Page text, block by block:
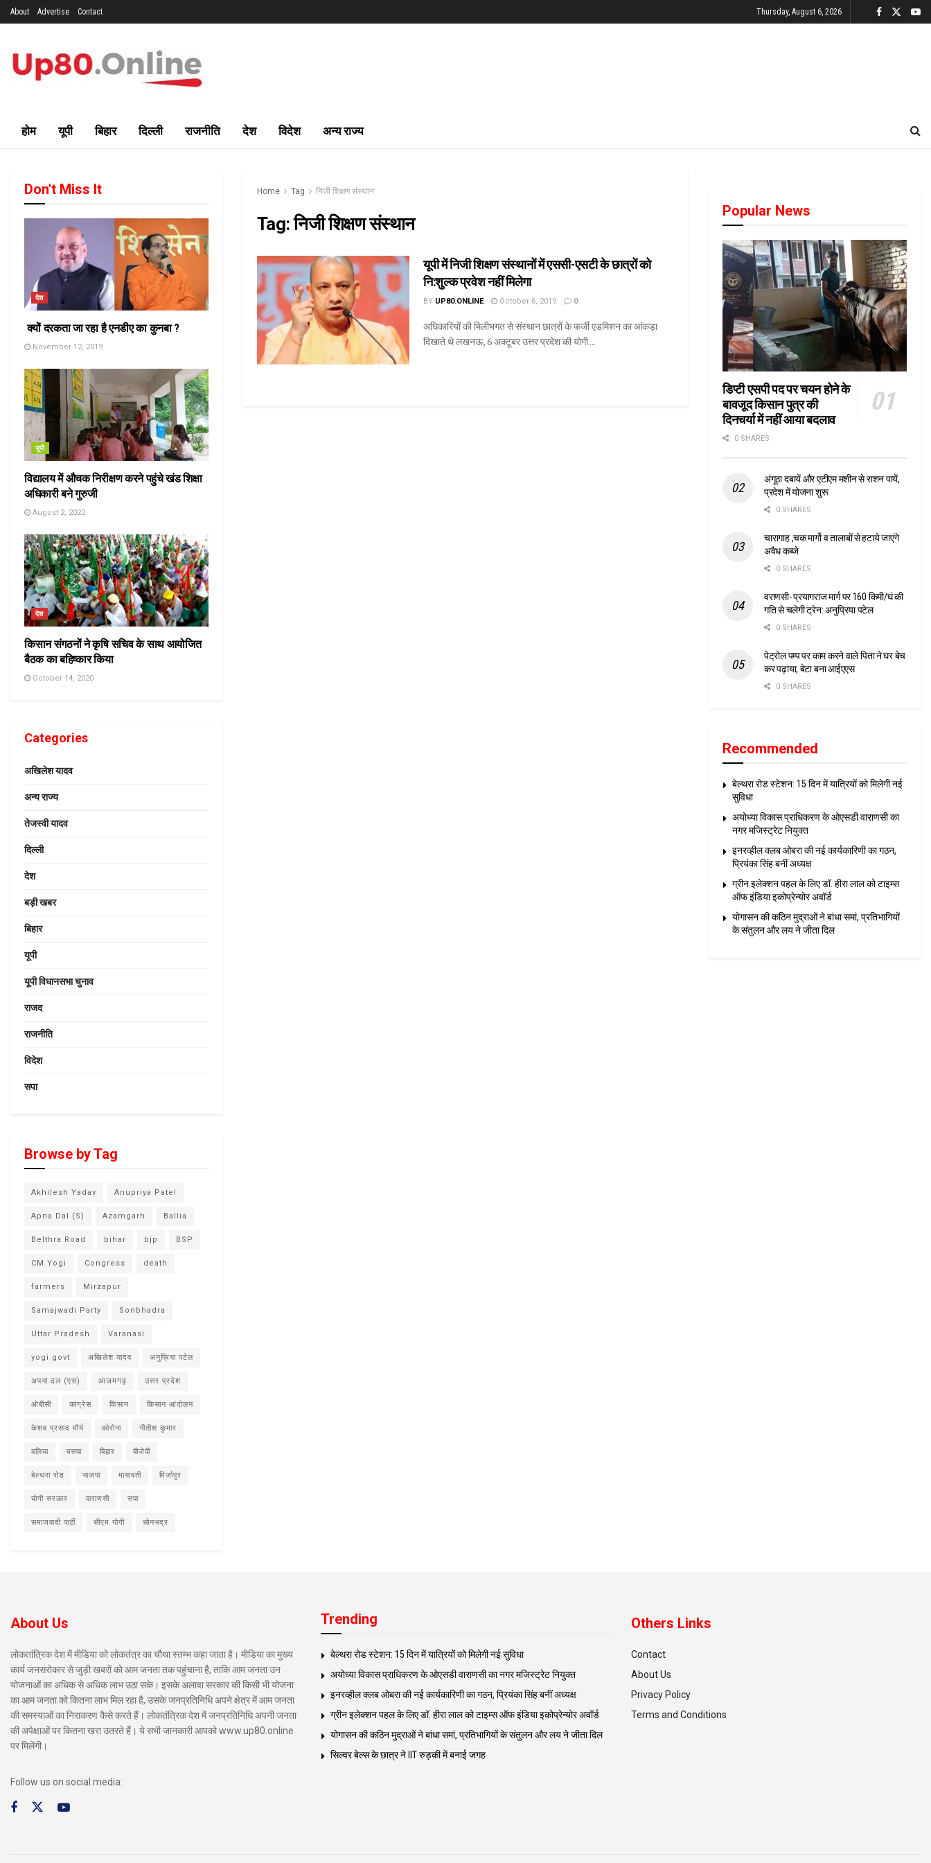
About Advertise Contact Thursday, August 6, 2026
होम यूपी बिहार दिल्ली राजनीति देश विदेश अन्य राज्य
Home Tag निजी शिक्षण संस्थान
Tag:निजी शिक्षण संस्थान
यूपी में निजी शिक्षण संस्थानों में एससी-एसटी के छात्रों को
नि:शुल्क प्रवेश नहीं मिलेगा
BY UP80.ONLINE October 6, 2019 0
अधिकारियों की मिलीभगत से संस्थान छात्रों के फर्जी एडमिशन का आंकड़ा
दिखाते थे लखनऊ, 6 अक्टूबर उत्तर प्रदेश की योगी ...
Don't Miss It
देश
क्यों दरकता जा रहा है एनडीए का कुनबा ?
November 12, 2019
यूपी
विद्यालय में औचक निरीक्षण करने पहुंचे खंड शिक्षा
अधिकारी बने गुरुजी
August 2, 2022
देश
किसान संगठनों ने कृषि सचिव के साथ आयोजित
बैठक का बहिष्कार किया
October 14, 2020
Categories
अखिलेश यादव
अन्य राज्य
तेजस्वी यादव
दिल्ली
देश
बड़ी खबर
बिहार
यूपी
यूपी विधानसभा चुनाव
राजद
राजनीति
विदेश
सपा
Browse by Tag
Akhilesh Yadav Anupriya Patel
Apna Dal (S) Azamgarh Ballia
Belthra Road bihar bjp BSP
CM Yogi Congress death
farmers Mirzapur
Samajwadi Party Sonbhadra
Uttar Pradesh Varanasi
yogi govt अखिलेश यादव अनुप्रिया पटेल
अपना दल (एस) आजमगढ़ उत्तर प्रदेश
ओबीसी कांग्रेस किसान किसान आंदोलन
केशव प्रसाद मौर्य कोरोना नीतीश कुमार
बलिया बसपा बिहार बीजेपी
बेल्थरा रोड भाजपा मायावती मिर्जापुर
योगी सरकार वाराणसी सपा
समाजवादी पार्टी सीएम योगी सोनभद्र
Popular News
डिप्टी एसपी पद पर चयन होने के
बावजूद किसान पुत्र की
दिनचर्या में नहीं आया बदलाव
0 SHARES
अंगूठा दबायें और एटीएम मशीन से राशन पायें,
प्रदेश में योजना शुरू
0 SHARES
चारागाह ,चक मार्गो व तालाबों से हटाये जाएंगे
अवैध कब्जे
0 SHARES
वराणसी- प्रयागराज मार्ग पर 160 किमी/घं की
गति से चलेगी ट्रेन: अनुप्रिया पटेल
0 SHARES
पेट्रोल पम्प पर काम करने वाले पिता ने घर बेच
कर पढ़ाया, बेटा बना आईएएस
0 SHARES
Recommended
बेल्थरा रोड स्टेशन: 15 दिन में यात्रियों को मिलेगी नई
सुविधा
अयोध्या विकास प्राधिकरण के ओएसडी वाराणसी का
नगर मजिस्ट्रेट नियुक्त
इनरव्हील क्लब ओबरा की नई कार्यकारिणी का गठन,
प्रियंका सिंह बनीं अध्यक्ष
ग्रीन इलेक्शन पहल के लिए डॉ. हीरा लाल को टाइम्स
ऑफ इंडिया इकोप्रेन्योर अवॉर्ड
योगासन की कठिन मुद्राओं ने बांधा समां, प्रतिभागियों
के संतुलन और लय ने जीता दिल
About Us
लोकतांत्रिक देश में मीडिया को लोकतंत्र का चौथा स्तम्भ कहा जाता है। मीडिया का मुख्य
कार्य जनसरोकार से जुड़ी खबरों को आम जनता तक पहुंचाना है, ताकि आम जनता उन
योजनाओं का अधिक से अधिक लाभ उठा सके। इसके अलावा सरकार की किसी भी योजना
का आम जनता को कितना लाभ मिल रहा है, उसके जनप्रतिनिधि अपने क्षेत्र में आम जनता
की समस्याओं का निराकरण कैसे करते हैं। लोकतंत्रिक देश में जनप्रतिनिधि अपनी जनता
की अपेक्षाओं पर कितना खरा उतरते हैं। ये सभी जानकारी आपको www.up80.online
पर मिलेंगी।
Follow us on social media:
Trending
बेल्थरा रोड स्टेशन: 15 दिन में यात्रियों को मिलेगी नई सुविधा
अयोध्या विकास प्राधिकरण के ओएसडी वाराणसी का नगर मजिस्ट्रेट नियुक्त
इनरव्हील क्लब ओबरा की नई कार्यकारिणी का गठन, प्रियंका सिंह बनीं अध्यक्ष
ग्रीन इलेक्शन पहल के लिए डॉ. हीरा लाल को टाइम्स ऑफ इंडिया इकोप्रेन्योर अवॉर्ड
योगासन की कठिन मुद्राओं ने बांधा समां, प्रतिभागियों के संतुलन और लय ने जीता दिल
सिल्वर बेल्स के छात्र ने IIT रुड़की में बनाई जगह
Others Links
Contact
About Us
Privacy Policy
Terms and Conditions